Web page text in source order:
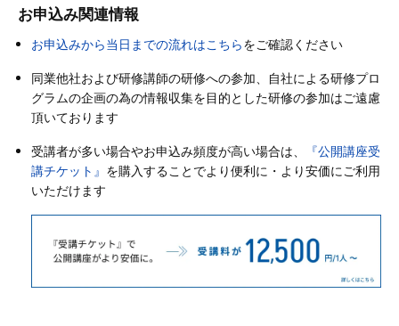
お申込み関連情報
お申込みから当日までの流れはこちらをご確認ください
同業他社および研修講師の研修への参加、自社による研修プロ
グラムの企画の為の情報収集を目的とした研修の参加はご遠慮
頂いております
受講者が多い場合やお申込み頻度が高い場合は、
『公開講座受
講チケット』 を購入することでより便利に・より安価にご利用
いただけます